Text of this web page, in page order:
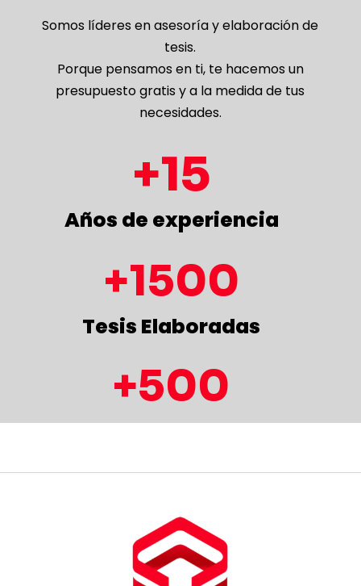
Somos líderes en asesoría y elaboración de
tesis.
Porque pensamos en ti, te hacemos un
presupuesto gratis y a la medida de tus
necesidades.
15
Años de experiencia
1500
Tesis Elaboradas
500